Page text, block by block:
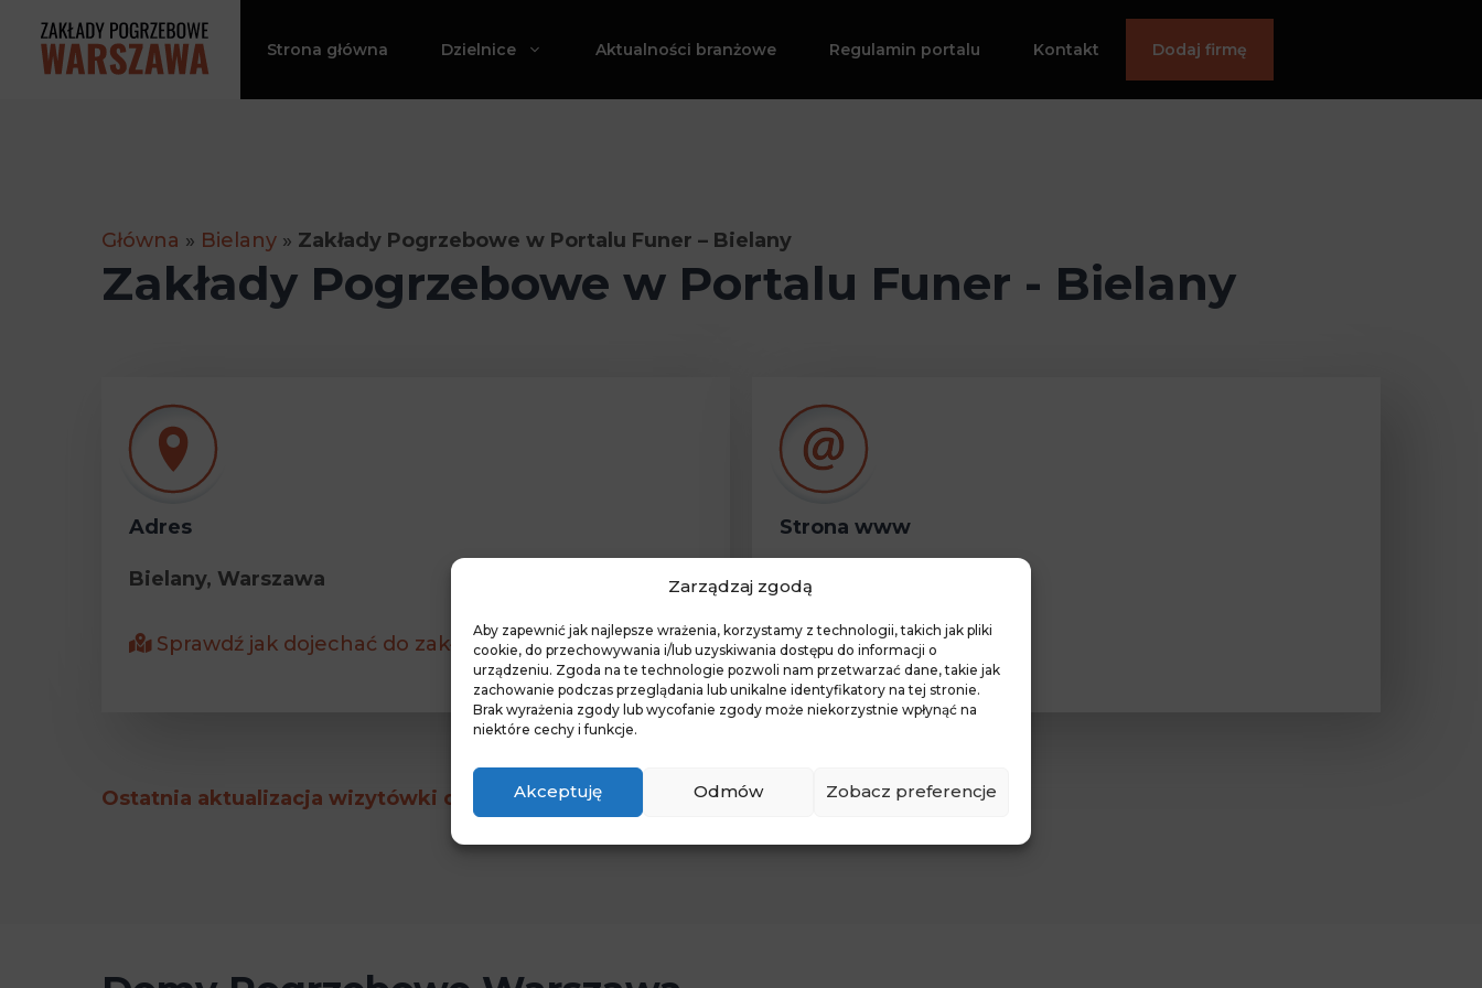
Zarządzaj zgodą
Aby zapewnić jak najlepsze wrażenia, korzystamy z technologii, takich jak pliki
cookie, do przechowywania i/lub uzyskiwania dostępu do informacji o
urządzeniu. Zgoda na te technologie pozwoli nam przetwarzać dane, takie jak
zachowanie podczas przeglądania lub unikalne identyfikatory na tej stronie.
Brak wyrażenia zgody lub wycofanie zgody może niekorzystnie wpłynąć na
niektóre cechy i funkcje.
Akceptuję Odmów Zobacz preferencje
treści
Strona główna Dzielnice Aktualności branżowe Regulamin portalu Kontakt Dodaj firmę
Główna » Bielany » Zakłady Pogrzebowe w Portalu Funer – Bielany
Zakłady Pogrzebowe w Portalu Funer - Bielany
Adres
Bielany, Warszawa
Sprawdź jak dojechać do zakładu pogrzebowego
Strona www
Funer Bielany
Ostatnia aktualizacja wizytówki dnia 22 lipca 2022 roku.